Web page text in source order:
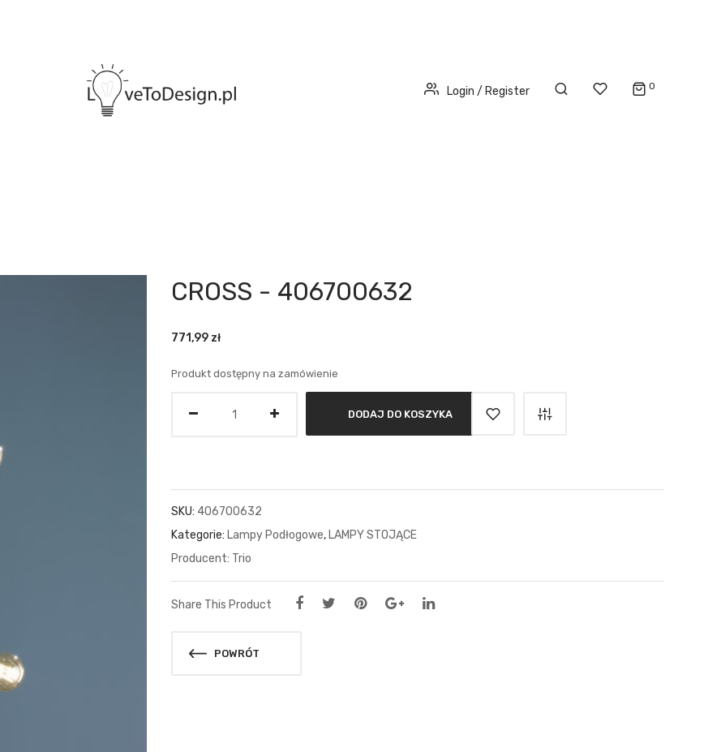
Login / Register 0
CROSS - 406700632
771,99 zł
Produkt dostępny na zamówienie
DODAJ DO KOSZYKA
SKU: 406700632
Kategorie: Lampy Podłogowe, LAMPY STOJĄCE
Trio
Share This Product
POWRÓT